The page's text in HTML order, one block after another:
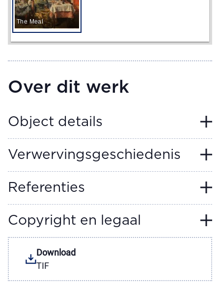
The Meal
Over dit werk
Object details
Verwervingsgeschiedenis
Referenties
Copyright en legaal
Download
TIF